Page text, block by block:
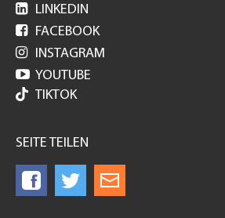
 LINKEDIN
 FACEBOOK
 INSTAGRAM
 YOUTUBE
TIKTOK
SEITE TEILEN